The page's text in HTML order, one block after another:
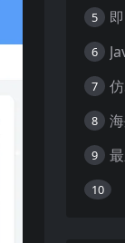
5
6
7
8
9
10